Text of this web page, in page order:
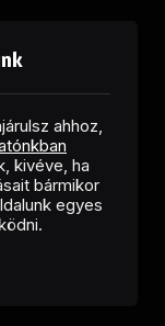
RSS
ahhoz,
kivéve, ha
bármikor
egyes